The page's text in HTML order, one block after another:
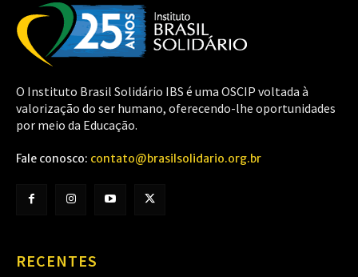
O Instituto Brasil Solidário IBS é uma OSCIP voltada à
valorização do ser humano, oferecendo-lhe oportunidades
por meio da Educação.
Fale conosco: contato@brasilsolidario.org.br
RECENTES